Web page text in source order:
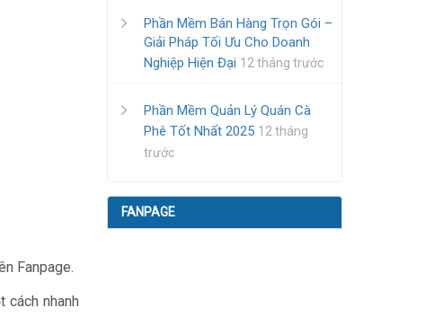
Fanpage.
nhanh
Phần Mềm Bán Hàng Trọn Gói –
Giải Pháp Tối Ưu Cho Doanh
Nghiệp Hiện Đại 12 tháng trước
Phần Mềm Quản Lý Quán Cà
Phê Tốt Nhất 2025 12 tháng
trước
FANPAGE